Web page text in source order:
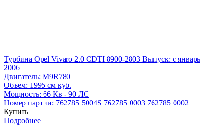
Турбина Opel Vivaro 2.0 CDTI 8900-2803 Выпуск: с январь
2006
Двигатель: M9R780
Объем: 1995 см куб.
Мощность: 66 Кв - 90 ЛС
Номер партии: 762785-5004S 762785-0003 762785-0002
Купить
Подробнее